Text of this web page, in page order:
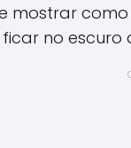
mostrar
no escuro